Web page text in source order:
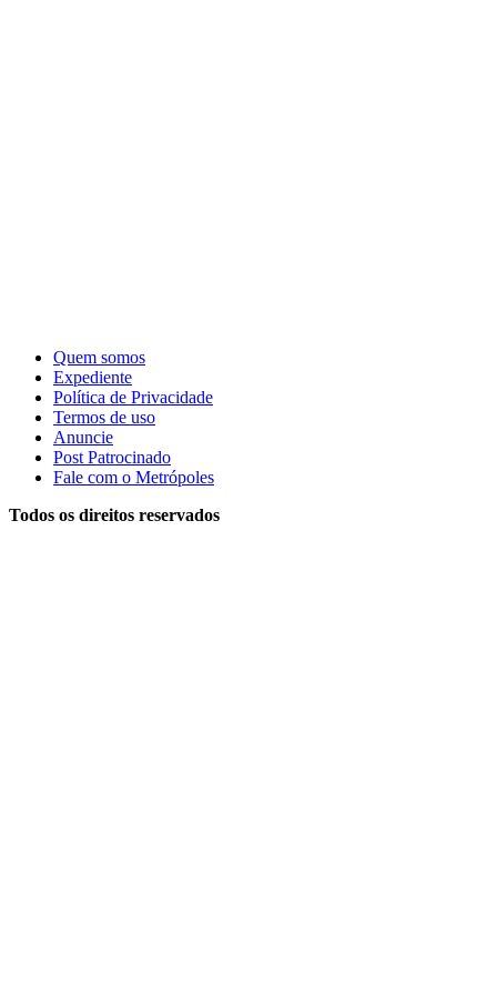
Quem somos
Expediente
Política de Privacidade
Termos de uso
Anuncie
Post Patrocinado
Fale com o Metrópoles
Todos os direitos reservados